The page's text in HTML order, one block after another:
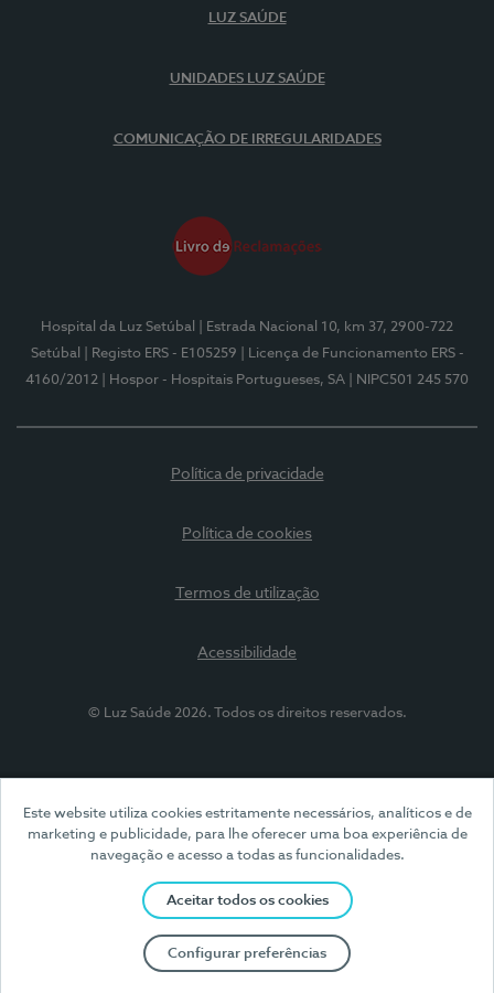
Este website utiliza cookies estritamente necessários, analíticos e de
marketing e publicidade, para lhe oferecer uma boa experiência de
navegação e acesso a todas as funcionalidades.
Aceitar todos os cookies
Configurar preferências
LUZ SAÚDE
UNIDADES LUZ SAÚDE
COMUNICAÇÃO DE IRREGULARIDADES
Hospital da Luz Setúbal
| Estrada Nacional 10, km 37, 2900-722
Setúbal
| Registo ERS - E105259
| Licença de Funcionamento ERS -
4160/2012
| Hospor - Hospitais Portugueses, SA | NIPC501 245 570
Política de privacidade
Política de cookies
Termos de utilização
Acessibilidade
© Luz Saúde 2026. Todos os direitos reservados.